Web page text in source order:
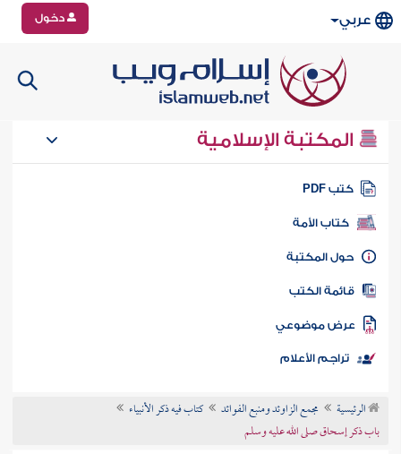
عربي دخول
المكتبة الإسلامية
كتب PDF
كتاب الأمة
المكتبة
الكتب
موضوعي
تراجم الأعلام
الرئيسية مجمع الزاوئد ومنبع الفوائد
كتاب فيه ذكر الأنبياء
باب ذكر إسحاق صلى الله عليه وسلم